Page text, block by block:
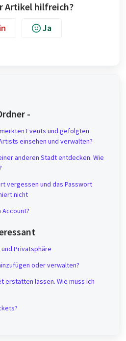
Artikel hilfreich?
Ja
-
Events und gefolgten
einsehen und verwalten?
anderen Stadt entdecken. Wie
vergessen und das Passwort
nicht
Account?
Privatsphäre
oder verwalten?
erstatten lassen. Wie muss ich